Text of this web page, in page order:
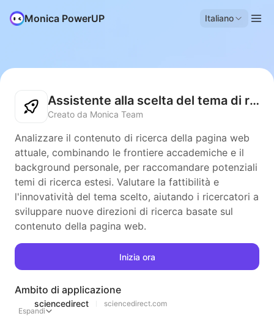
Monica PowerUP Italiano
Assistente alla scelta del tema di ricerca
Creato da Monica Team
Analizzare il contenuto di ricerca della pagina web
attuale, combinando le frontiere accademiche e il
background personale, per raccomandare potenziali
temi di ricerca estesi. Valutare la fattibilità e
l'innovatività del tema scelto, aiutando i ricercatori a
sviluppare nuove direzioni di ricerca basate sul
contenuto della pagina web.
Inizia ora
Ambito di applicazione
sciencedirect
sciencedirect.com
Espandi